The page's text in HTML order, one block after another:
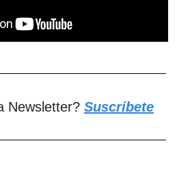
Newsletter? Suscríbete